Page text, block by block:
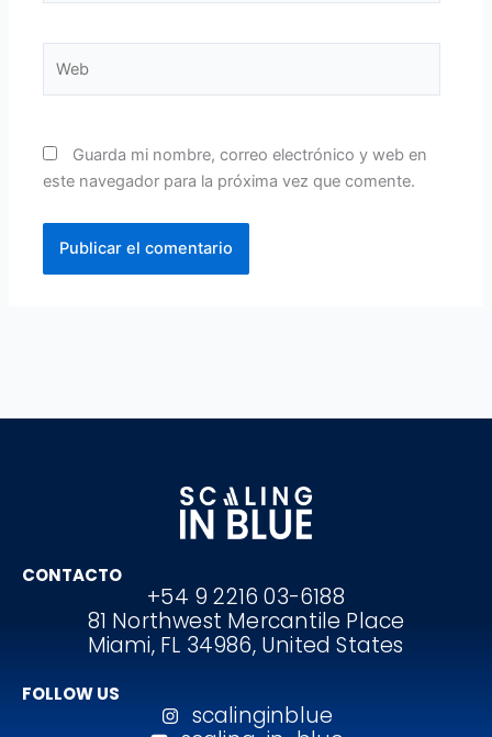
Guarda mi nombre, correo electrónico y web en
este navegador para la próxima vez que comente.
CONTACTO
+54 9 2216 03-6188
81 Northwest Mercantile Place
Miami, FL 34986, United States
FOLLOW US
scalinginblue